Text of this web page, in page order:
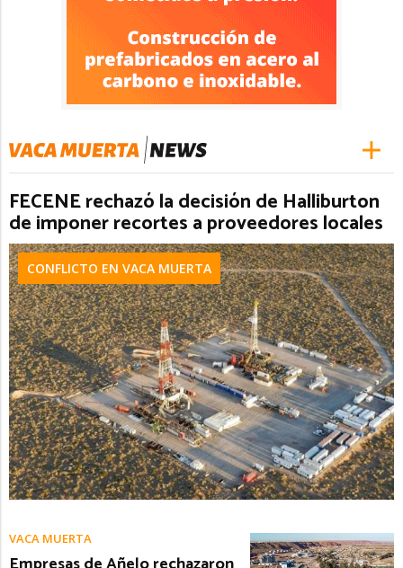
FECENE rechazó la decisión de Halliburton
de imponer recortes a proveedores locales
CONFLICTO EN VACA MUERTA
VACA MUERTA